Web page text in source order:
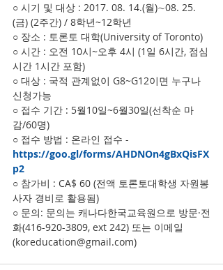
○ 시기 및 대상 : 2017. 08. 14.(월)∼08. 25.
(금) (2주간) / 8학년~12학년
○ 장소 : 토론토 대학(University of Toronto)
○ 시간 : 오전 10시~오후 4시 (1일 6시간, 점심
시간 1시간 포함)
○ 대상 : 국적 관계없이 G8~G12이면 누구나
신청가능
○ 접수 기간 : 5월10일~6월30일(선착순 마
감/60명)
○ 접수 방법 : 온라인 접수 -
https://goo.gl/forms/AHDNOn4gBxQisFX
p2
○ 참가비 : CA$ 60 (전액 토론토대학생 자원봉
사자 경비로 활용됨)
○ 문의: 문의는 캐나다한국교육원으로 방문·전
화(416-920-3809, ext 242) 또는 이메일
(koreducation@gmail.com)